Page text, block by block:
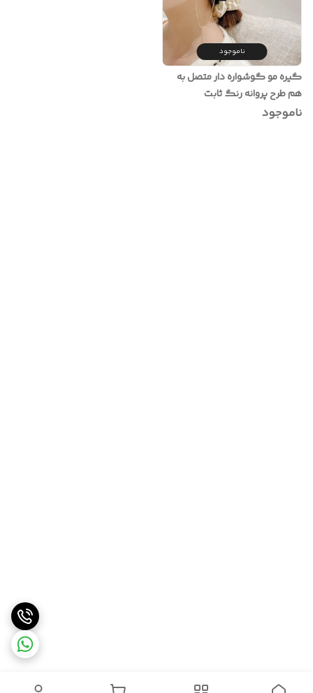
ناموجود
گیره مو گوشواره دار متصل به
هم طرح پروانه رنگ ثابت
ناموجود